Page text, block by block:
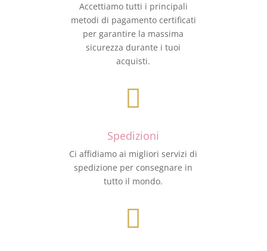
Accettiamo tutti i principali
metodi di pagamento certificati
per garantire la massima
sicurezza durante i tuoi
acquisti.

Spedizioni
Ci affidiamo ai migliori servizi di
spedizione per consegnare in
tutto il mondo.
